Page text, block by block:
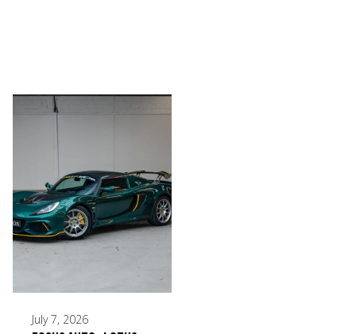
July 7, 2026